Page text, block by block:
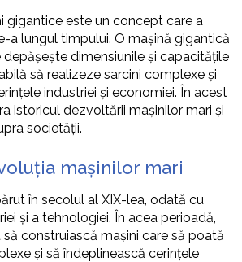
gigantice este un concept care a
a lungul timpului. O mașină gigantică
dimensiunile și capacitățile
să realizeze sarcini complexe și
industriei și economiei. În acest
istoricul dezvoltării mașinilor mari și
societății.
mașinilor mari
în secolul al XIX-lea, odată cu
și a tehnologiei. În acea perioadă,
construiască mașini care să poată
și să îndeplinească cerințele